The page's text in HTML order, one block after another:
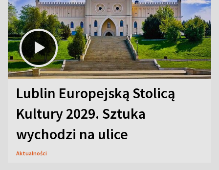
Lublin Europejską Stolicą
Kultury 2029. Sztuka
wychodzi na ulice
Aktualności